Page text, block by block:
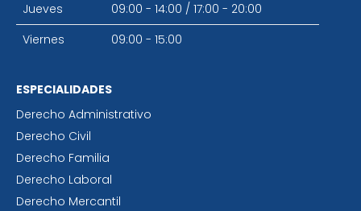
Jueves
09:00 - 14:00 / 17:00 - 20:00
Viernes
09:00 - 15:00
ESPECIALIDADES
Derecho Administrativo
Derecho Civil
Derecho Familia
Derecho Laboral
Derecho Mercantil